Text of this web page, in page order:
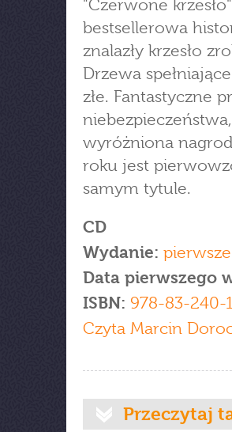
"Czerwone
bestsellerowa
znalazły krzesło
Drzewa
złe. Fantastyczne
wyróżniona
roku jest
samym tytule.
CD
Wydanie: pierwsze
Data pierwszego
ISBN: 978-83-240-
Czyta Marcin
Przeczytaj